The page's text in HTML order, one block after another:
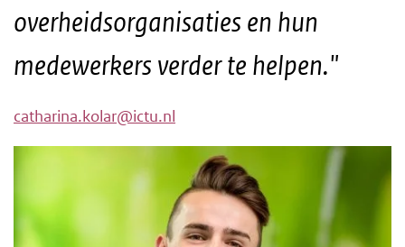
overheidsorganisaties en hun
medewerkers verder te helpen."
catharina.kolar@ictu.nl